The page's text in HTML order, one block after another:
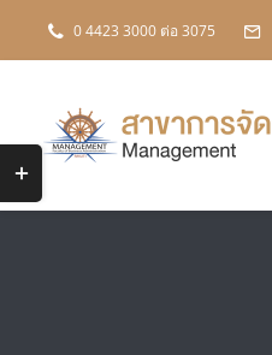
0 4423 3000 ต่อ 3075
Toggle
Sliding